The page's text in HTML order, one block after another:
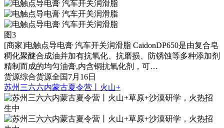
图3
[商家]电触点导电膏 汽车开关润滑脂 CaidonDP650是由复合皂
稠化聚醚合成油并加有抗氧化、抗磨损、防锈蚀等多种添加剂
精制而成的均匀油膏,内含铜抗氧化剂，可…
货源综合货源全国7月16日
苏州三六六内蒙古夏令营丨火山+